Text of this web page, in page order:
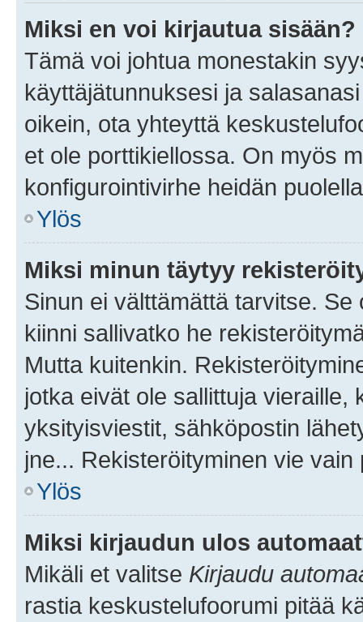
Miksi en voi kirjautua sisään?
Tämä voi johtua monestakin
käyttäjätunnuksesi ja
oikein, ota yhteyttä
et ole porttikiellossa. On myös
konfigurointivirhe heidän
Ylös
Miksi minun täytyy
Sinun ei välttämättä tarvitse.
kiinni sallivatko he
Mutta kuitenkin.
jotka eivät ole sallittuja vieraille,
yksityisviestit, sähköpostin
jne... Rekisteröityminen vie
Ylös
Miksi kirjaudun ulos
Mikäli et valitse Kirjaudu
rastia keskustelufoorumi pitää